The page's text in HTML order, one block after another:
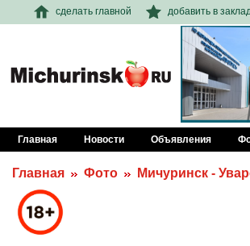
сделать главной добавить в
Главная Новости Объявления
Главная Фото Мичуринск -